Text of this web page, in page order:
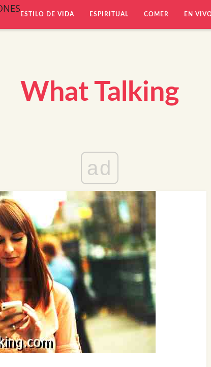
ESTILO DE VIDA ESPIRITUAL COMER EN
What Talking
ad